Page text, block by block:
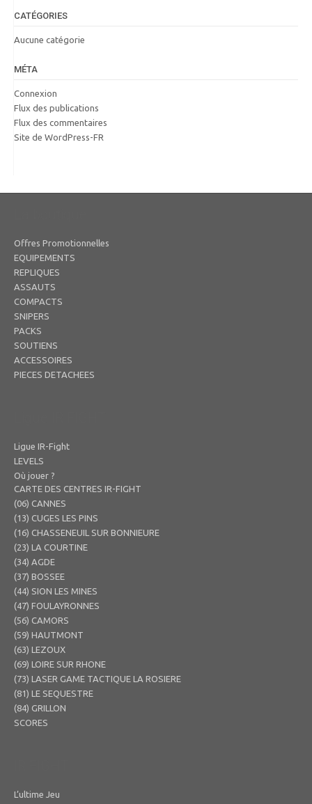
CATÉGORIES
Aucune catégorie
MÉTA
Connexion
Flux des publications
Flux des commentaires
Site de WordPress-FR
Offres Promotionnelles
EQUIPEMENTS
REPLIQUES
ASSAUTS
COMPACTS
SNIPERS
PACKS
SOUTIENS
ACCESSOIRES
PIECES DETACHEES
Ligue IR-Fight
LEVELS
Où jouer ?
CARTE DES CENTRES IR-FIGHT
(06) CANNES
(13) CUGES LES PINS
(16) CHASSENEUIL SUR BONNIEURE
(23) LA COURTINE
(34) AGDE
(37) BOSSEE
(44) SION LES MINES
(47) FOULAYRONNES
(56) CAMORS
(59) HAUTMONT
(63) LEZOUX
(69) LOIRE SUR RHONE
(73) LASER GAME TACTIQUE LA ROSIERE
(81) LE SEQUESTRE
(84) GRILLON
SCORES
L’ultime Jeu